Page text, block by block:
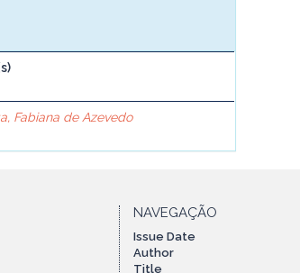
Fabiana de Azevedo
NAVEGAÇÃO
Issue Date
Author
Title